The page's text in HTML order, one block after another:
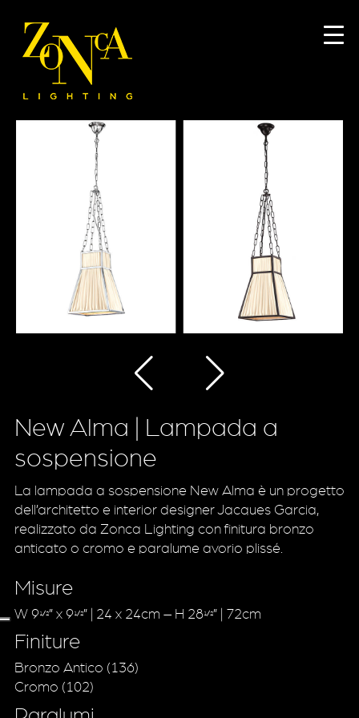
New Alma | Lampada a
sospensione
La lampada a sospensione New Alma è un progetto
dell’architetto e interior designer Jacques Garcia,
realizzato da Zonca Lighting con finitura bronzo
anticato o cromo e paralume avorio plissé.
Misure
W 91/2” x 91/2” | 24 x 24cm – H 281/2” | 72cm
Finiture
Bronzo Antico (136)
Cromo (102)